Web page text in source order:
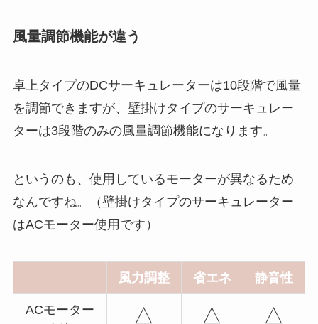
風量調節機能が違う
卓上タイプのDCサーキュレーターは10段階で風量
を調節できますが、壁掛けタイプのサーキュレー
ターは3段階のみの風量調節機能になります。
というのも、使用しているモーターが異なるため
なんですね。（壁掛けタイプのサーキュレーター
はACモーター使用です）
風力調整 省エネ 静音性
ACモーター
△ △ △